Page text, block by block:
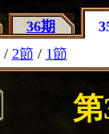
36期
/ 2節 / 1節
第